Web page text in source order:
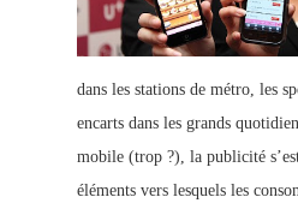
dans les stations de métro, les
encarts dans les grands
mobile (trop ?), la publicité
éléments vers lesquels les